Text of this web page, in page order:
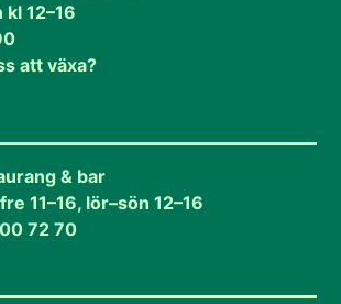
12–16
att växa?
& bar
11–16, lör–sön 12–16
72 70